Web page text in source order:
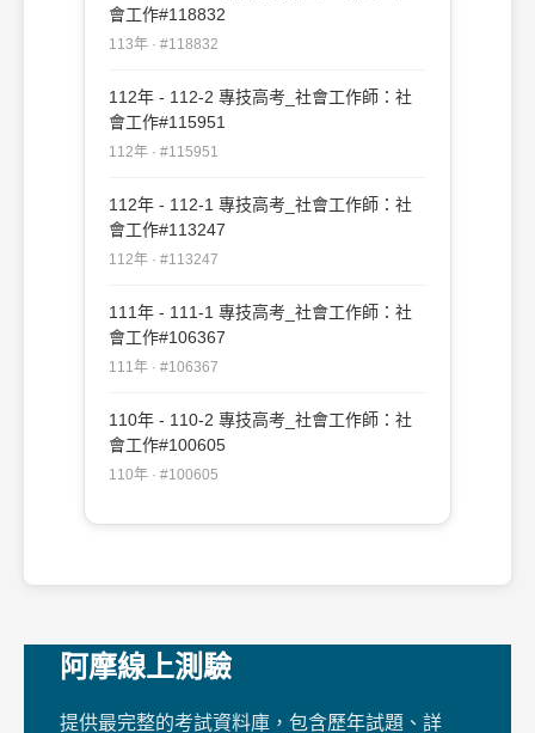
會工作#118832
113年 · #118832
112年 - 112-2 專技高考_社會工作師：社
會工作#115951
112年 · #115951
112年 - 112-1 專技高考_社會工作師：社
會工作#113247
112年 · #113247
111年 - 111-1 專技高考_社會工作師：社
會工作#106367
111年 · #106367
110年 - 110-2 專技高考_社會工作師：社
會工作#100605
110年 · #100605
阿摩線上測驗
提供最完整的考試資料庫，包含歷年試題、詳